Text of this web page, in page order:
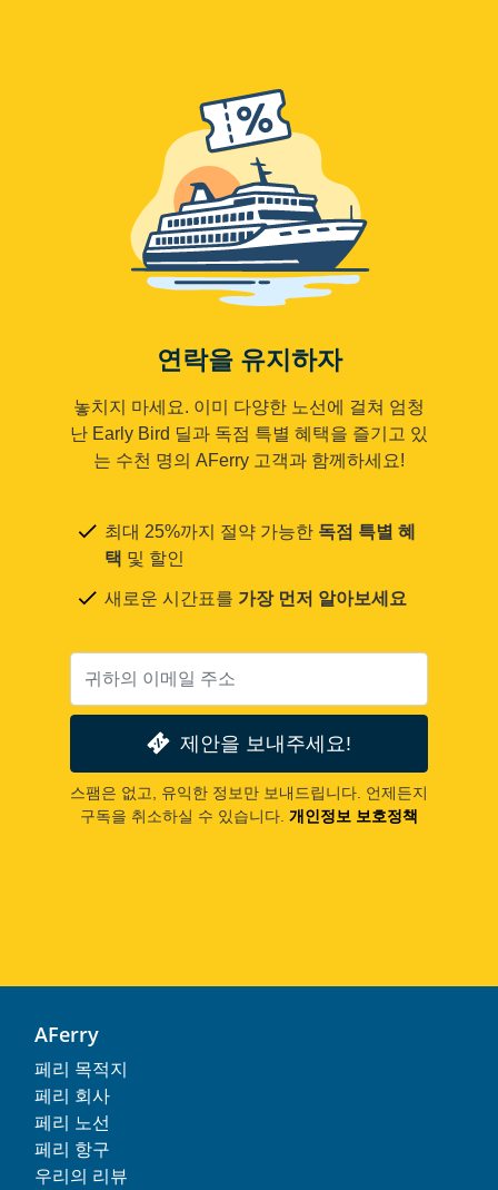
연락을 유지하자
놓치지 마세요. 이미 다양한 노선에 걸쳐 엄청
난 Early Bird 딜과 독점 특별 혜택을 즐기고 있
는 수천 명의 AFerry 고객과 함께하세요!
최대 25%까지 절약 가능한 독점 특별 혜
택 및 할인
새로운 시간표를 가장 먼저 알아보세요
제안을 보내주세요!
스팸은 없고, 유익한 정보만 보내드립니다. 언제든지
구독을 취소하실 수 있습니다. 개인정보 보호정책
AFerry
페리 목적지
페리 회사
페리 노선
페리 항구
우리의 리뷰